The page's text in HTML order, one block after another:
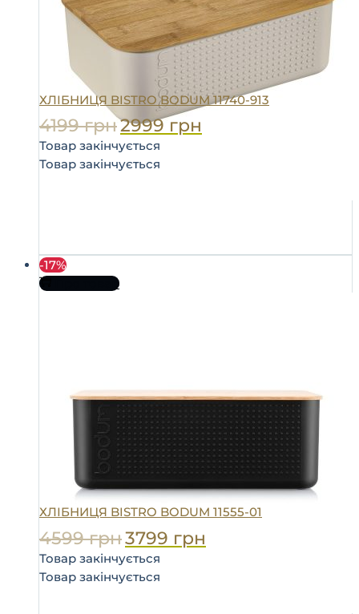
ХЛІБНИЦЯ BISTRO BODUM 11740-913
4199грн2999 грн
Товар закінчується
Товар закінчується
-17%
Про товар
ХЛІБНИЦЯ BISTRO BODUM 11555-01
4599грн3799 грн
Товар закінчується
Товар закінчується